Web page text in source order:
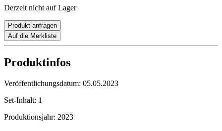
Derzeit nicht auf Lager
Produkt anfragen
Auf die Merkliste
Produktinfos
Veröffentlichungsdatum: 05.05.2023
Set-Inhalt: 1
Produktionsjahr: 2023